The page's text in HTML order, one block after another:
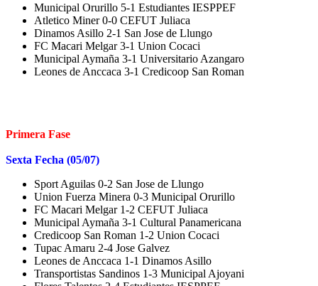
Municipal Orurillo 5-1 Estudiantes IESPPEF
Atletico Miner 0-0 CEFUT Juliaca
Dinamos Asillo 2-1 San Jose de Llungo
FC Macari Melgar 3-1 Union Cocaci
Municipal Aymaña 3-1 Universitario Azangaro
Leones de Anccaca 3-1 Credicoop San Roman
Primera Fase
Sexta Fecha (05/07)
Sport Aguilas 0-2 San Jose de Llungo
Union Fuerza Minera 0-3 Municipal Orurillo
FC Macari Melgar 1-2 CEFUT Juliaca
Municipal Aymaña 3-1 Cultural Panamericana
Credicoop San Roman 1-2 Union Cocaci
Tupac Amaru 2-4 Jose Galvez
Leones de Anccaca 1-1 Dinamos Asillo
Transportistas Sandinos 1-3 Municipal Ajoyani